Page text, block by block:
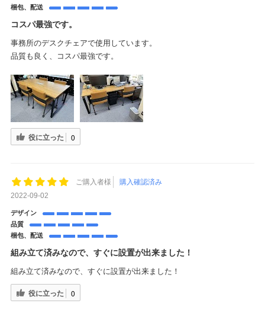
梱包、配送
コスパ最強です。
事務所のデスクチェアで使用しています。
品質も良く、コスパ最強です。
役に立った 0
ご購入者様
購入確認済み
2022-09-02
デザイン
品質
梱包、配送
組み立て済みなので、すぐに設置が出来ました！
組み立て済みなので、すぐに設置が出来ました！
役に立った 0